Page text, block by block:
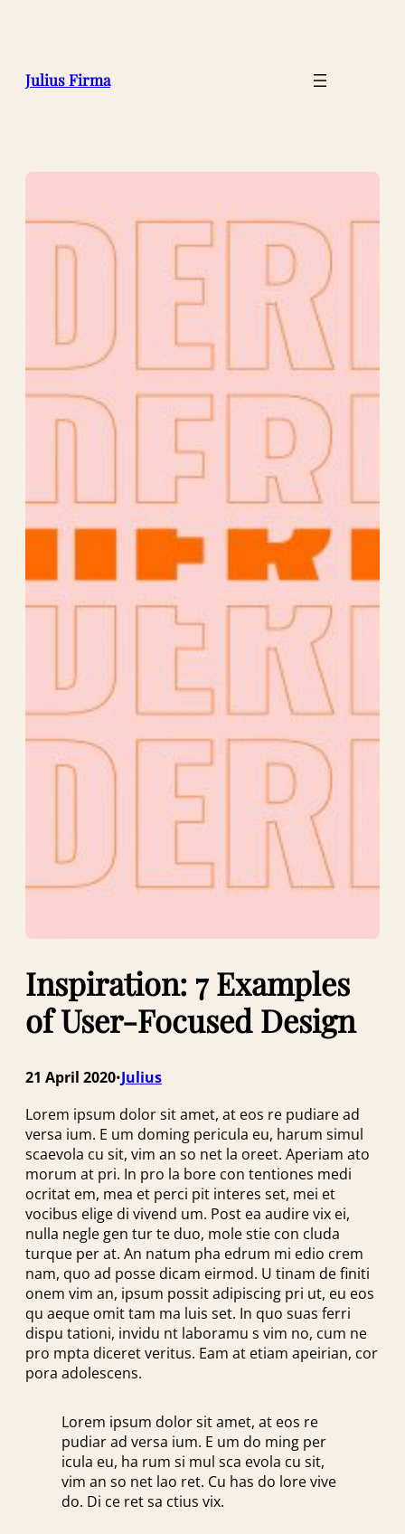
Julius Firma
Inspiration: 7 Examples
of User-Focused Design
21 April 2020•Julius
Lorem ipsum dolor sit amet, at eos re pudiare ad
versa ium. E um doming pericula eu, harum simul
scaevola cu sit, vim an so net la oreet. Aperiam ato
morum at pri. In pro la bore con tentiones medi
ocritat em, mea et perci pit interes set, mei et
vocibus elige di vivend um. Post ea audire vix ei,
nulla negle gen tur te duo, mole stie con cluda
turque per at. An natum pha edrum mi edio crem
nam, quo ad posse dicam eirmod. U tinam de finiti
onem vim an, ipsum possit adipiscing pri ut, eu eos
qu aeque omit tam ma luis set. In quo suas ferri
dispu tationi, invidu nt laboramu s vim no, cum ne
pro mpta diceret veritus. Eam at etiam apeirian, cor
pora adolescens.
Lorem ipsum dolor sit amet, at eos re
pudiar ad versa ium. E um do ming per
icula eu, ha rum si mul sca evola cu sit,
vim an so net lao ret. Cu has do lore vive
do. Di ce ret sa ctius vix.